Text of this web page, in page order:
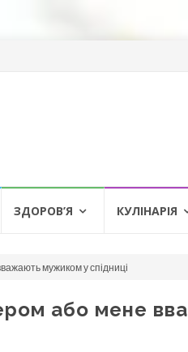
ЗДОРОВ’Я КУЛІНАРІЯ
мужиком у спідниці
або мене